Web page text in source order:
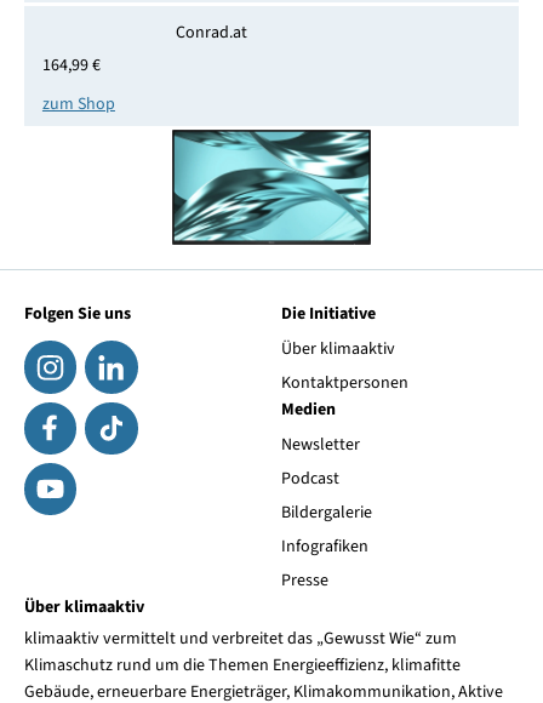
Conrad.at
164,99 €
zum Shop
Folgen Sie uns
Die Initiative
Über klimaaktiv
Kontaktpersonen
Medien
Newsletter
Podcast
Bildergalerie
Infografiken
Presse
Über klimaaktiv
klimaaktiv vermittelt und verbreitet das „Gewusst Wie“ zum
Klimaschutz rund um die Themen Energieeffizienz, klimafitte
Gebäude, erneuerbare Energieträger, Klimakommunikation, Aktive